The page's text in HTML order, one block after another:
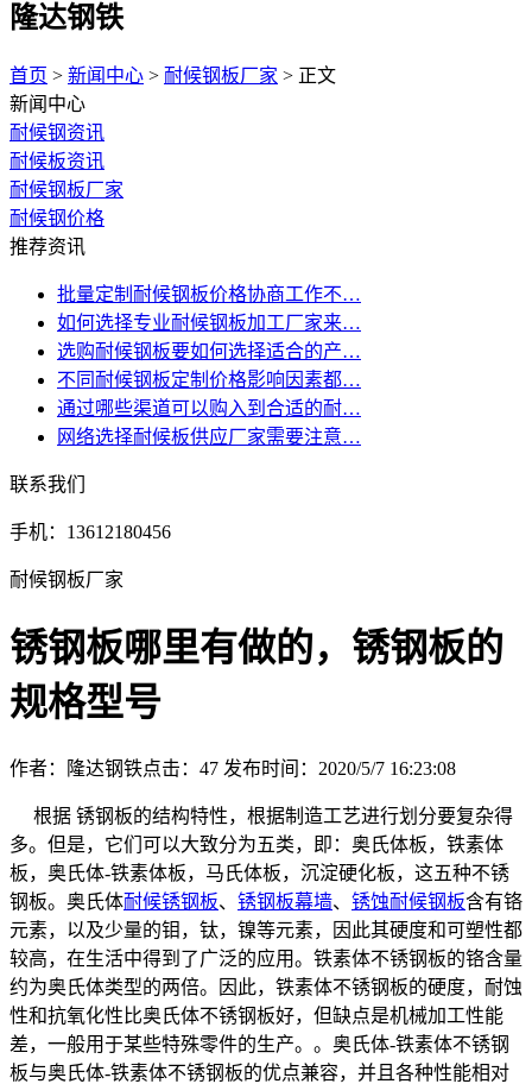
隆达钢铁
首页 > 新闻中心 > 耐候钢板厂家 > 正文
新闻中心
耐候钢资讯
耐候板资讯
耐候钢板厂家
耐候钢价格
推荐资讯
批量定制耐候钢板价格协商工作不…
如何选择专业耐候钢板加工厂家来…
选购耐候钢板要如何选择适合的产…
不同耐候钢板定制价格影响因素都…
通过哪些渠道可以购入到合适的耐…
网络选择耐候板供应厂家需要注意…
联系我们
手机：13612180456
耐候钢板厂家
锈钢板哪里有做的，锈钢板的
规格型号
作者：隆达钢铁点击： 47 发布时间：2020/5/7 16:23:08
根据 锈钢板的结构特性，根据制造工艺进行划分要复杂得
多。但是，它们可以大致分为五类，即：奥氏体板，铁素体
板，奥氏体-铁素体板，马氏体板，沉淀硬化板，这五种不锈
钢板。奥氏体耐候锈钢板、 锈钢板幕墙、 锈蚀耐候钢板含有铬
元素，以及少量的钼，钛，镍等元素，因此其硬度和可塑性都
较高，在生活中得到了广泛的应用。铁素体不锈钢板的铬含量
约为奥氏体类型的两倍。因此，铁素体不锈钢板的硬度，耐蚀
性和抗氧化性比奥氏体不锈钢板好，但缺点是机械加工性能
差，一般用于某些特殊零件的生产。。奥氏体-铁素体不锈钢
板与奥氏体-铁素体不锈钢板的优点兼容，并且各种性能相对